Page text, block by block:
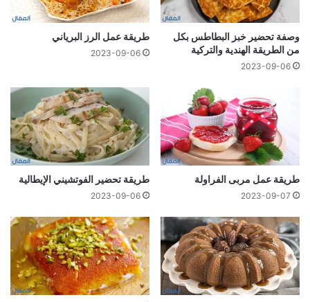
وصفة تحضير خبز البطاطس بكل
من الطريقة الهندية والتركية
2023-09-06
طريقة عمل الرز البرياني
2023-09-06
طريقة عمل مربى الفراولة
2023-09-07
طريقة تحضير الفوتشيني الإيطالية
2023-09-06